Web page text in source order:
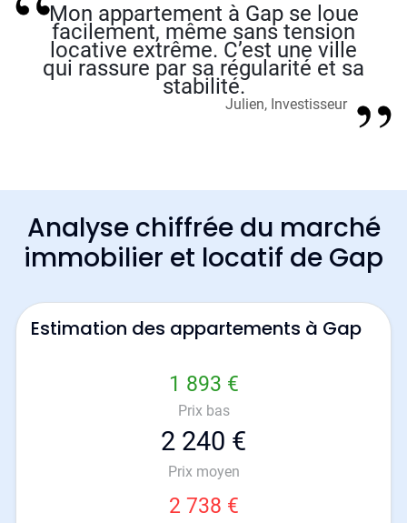
Mon appartement à Gap se loue
facilement, même sans tension
locative extrême. C’est une ville
qui rassure par sa régularité et sa
stabilité.
Julien, Investisseur
Analyse chiffrée du marché
immobilier et locatif de Gap
Estimation des appartements à Gap
1 893 €
Prix bas
2 240 €
Prix moyen
2 738 €